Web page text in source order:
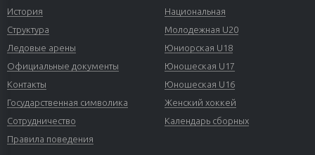
История
Структура
Ледовые арены
Официальные документы
Контакты
Государственная символика
Сотрудничество
Правила поведения
Национальная
Молодежная U20
Юниорская U18
Юношеская U17
Юношеская U16
Женский хоккей
Календарь сборных